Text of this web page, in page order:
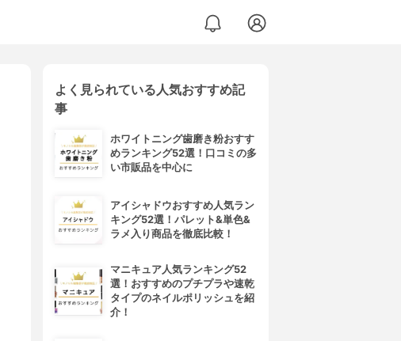
よく見られている人気おすすめ記
事
ホワイトニング歯磨き粉おすす
めランキング52選！口コミの多
い市販品を中心に
アイシャドウおすすめ人気ラン
キング52選！パレット&単色&
ラメ入り商品を徹底比較！
マニキュア人気ランキング52
選！おすすめのプチプラや速乾
タイプのネイルポリッシュを紹
介！